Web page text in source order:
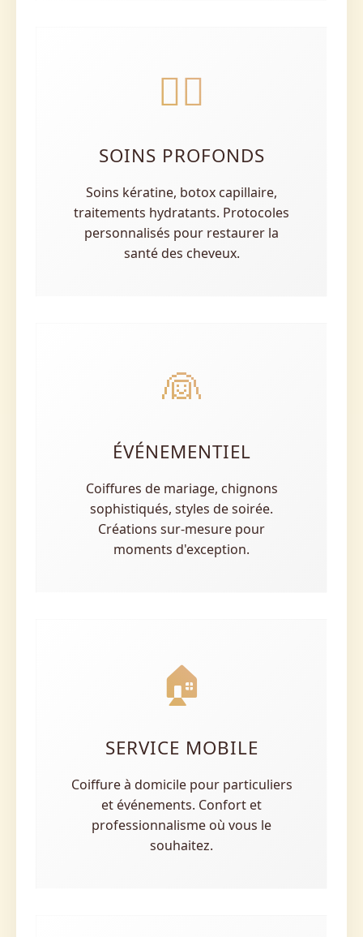
💆‍♀️
SOINS PROFONDS
Soins kératine, botox capillaire,
traitements hydratants. Protocoles
personnalisés pour restaurer la
santé des cheveux.
👰
ÉVÉNEMENTIEL
Coiffures de mariage, chignons
sophistiqués, styles de soirée.
Créations sur-mesure pour
moments d'exception.
🏠
SERVICE MOBILE
Coiffure à domicile pour particuliers
et événements. Confort et
professionnalisme où vous le
souhaitez.